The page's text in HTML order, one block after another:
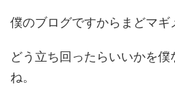
僕のブログですからまどマギ
どう立ち回ったらいいかを
ね。